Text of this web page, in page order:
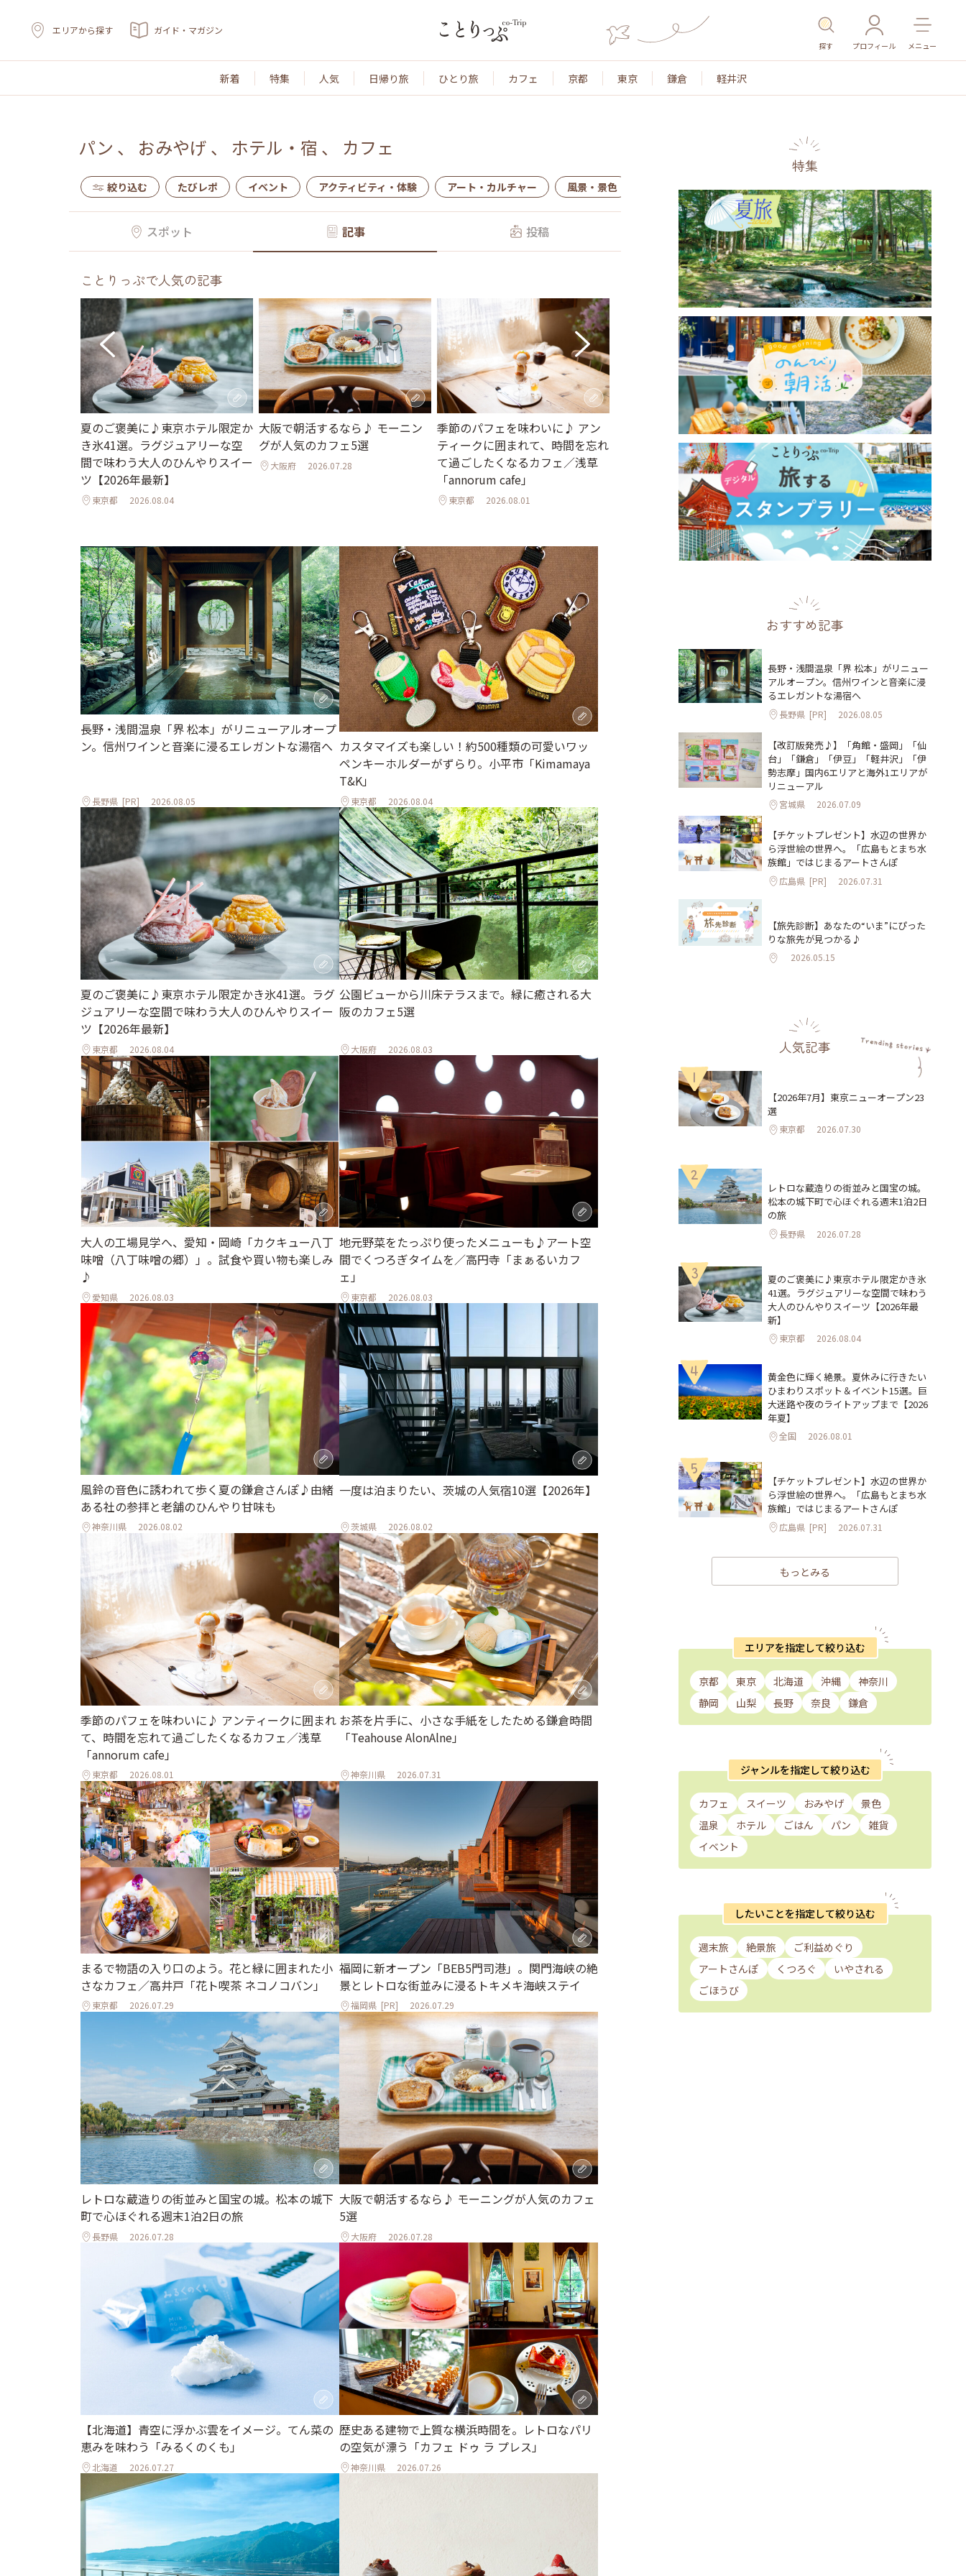
エリアから探す ガイド・マガジン
探す プロフィール メニュー
新着 特集 人気 日帰り旅 ひとり旅 カフェ 京都 東京 鎌倉 軽井沢
パン 、 おみやげ 、 ホテル・宿 、 カフェ
絞り込む たびレポ イベント アクティビティ・体験 アート・カルチャー 風景・景色 名所・旧跡 温泉・スパ その他施設 ごはん
スポット 記事 投稿
ことりっぷで人気の記事
夏のご褒美に♪東京ホテル限定か
き氷41選。ラグジュアリーな空
間で味わう大人のひんやりスイー
ツ【2026年最新】
東京都 2026.08.04
大阪で朝活するなら♪ モーニン
グが人気のカフェ5選
大阪府 2026.07.28
季節のパフェを味わいに♪ アン
ティークに囲まれて、時間を忘れ
て過ごしたくなるカフェ／浅草
「annorum cafe」
東京都 2026.08.01
福岡に新オープン「BEB5門司
港」。関門海峡の絶景とレトロな
街並みに浸るトキメキ海峡ステイ
2026.07.29
長野・浅間温泉「界 松本」がリニューアルオープ
ン。信州ワインと音楽に浸るエレガントな湯宿へ
長野県 [PR] 2026.08.05
カスタマイズも楽しい！約500種類の可愛いワッ
ペンキーホルダーがずらり。小平市「Kimamaya
T&K」
東京都 2026.08.04
夏のご褒美に♪東京ホテル限定かき氷41選。ラグ
ジュアリーな空間で味わう大人のひんやりスイー
ツ【2026年最新】
東京都 2026.08.04
公園ビューから川床テラスまで。緑に癒される大
阪のカフェ5選
大阪府 2026.08.03
大人の工場見学へ、愛知・岡崎「カクキュー八丁
味噌（八丁味噌の郷）」。試食や買い物も楽しみ
♪
愛知県 2026.08.03
地元野菜をたっぷり使ったメニューも♪アート空
間でくつろぎタイムを／高円寺「まぁるいカフ
ェ」
東京都 2026.08.03
風鈴の音色に誘われて歩く夏の鎌倉さんぽ♪由緒
ある社の参拝と老舗のひんやり甘味も
神奈川県 2026.08.02
一度は泊まりたい、茨城の人気宿10選【2026年】
茨城県 2026.08.02
季節のパフェを味わいに♪ アンティークに囲まれ
て、時間を忘れて過ごしたくなるカフェ／浅草
「annorum cafe」
東京都 2026.08.01
お茶を片手に、小さな手紙をしたためる鎌倉時間
「Teahouse AlonAlne」
神奈川県 2026.07.31
まるで物語の入り口のよう。花と緑に囲まれた小
さなカフェ／高井戸「花ト喫茶 ネコノコバン」
東京都 2026.07.29
福岡に新オープン「BEB5門司港」。関門海峡の絶
景とレトロな街並みに浸るトキメキ海峡ステイ
福岡県 [PR] 2026.07.29
レトロな蔵造りの街並みと国宝の城。松本の城下
町で心ほぐれる週末1泊2日の旅
長野県 2026.07.28
大阪で朝活するなら♪ モーニングが人気のカフェ
5選
大阪府 2026.07.28
【北海道】青空に浮かぶ雲をイメージ。てん菜の
恵みを味わう「みるくのくも」
北海道 2026.07.27
歴史ある建物で上質な横浜時間を。レトロなパリ
の空気が漂う「カフェ ドゥ ラ プレス」
神奈川県 2026.07.26
特集
おすすめ記事
長野・浅間温泉「界 松本」がリニュー
アルオープン。信州ワインと音楽に浸
るエレガントな湯宿へ
長野県 [PR] 2026.08.05
【改訂版発売♪】「角館・盛岡」「仙
台」「鎌倉」「伊豆」「軽井沢」「伊
勢志摩」国内6エリアと海外1エリアが
リニューアル
宮城県 2026.07.09
【チケットプレゼント】水辺の世界か
ら浮世絵の世界へ。「広島もとまち水
族館」ではじまるアートさんぽ
広島県 [PR] 2026.07.31
【旅先診断】あなたの“いま”にぴった
りな旅先が見つかる♪
2026.05.15
人気記事
1
【2026年7月】東京ニューオープン23
選
東京都 2026.07.30
2
レトロな蔵造りの街並みと国宝の城。
松本の城下町で心ほぐれる週末1泊2日
の旅
長野県 2026.07.28
3
夏のご褒美に♪東京ホテル限定かき氷
41選。ラグジュアリーな空間で味わう
大人のひんやりスイーツ【2026年最
新】
東京都 2026.08.04
4
黄金色に輝く絶景。夏休みに行きたい
ひまわりスポット＆イベント15選。巨
大迷路や夜のライトアップまで【2026
年夏】
全国 2026.08.01
5
【チケットプレゼント】水辺の世界か
ら浮世絵の世界へ。「広島もとまち水
族館」ではじまるアートさんぽ
広島県 [PR] 2026.07.31
もっとみる
エリアを指定して絞り込む
京都 東京 北海道 沖縄
神奈川
静岡
山梨 長野 奈良 鎌倉
ジャンルを指定して絞り込む
カフェ スイーツ おみやげ
景色
温泉
ホテル ごはん パン
雑貨
イベント
したいことを指定して絞り込む
週末旅 絶景旅
ご利益めぐり
アートさんぽ
くつろぐ
いやされる
ごほうび